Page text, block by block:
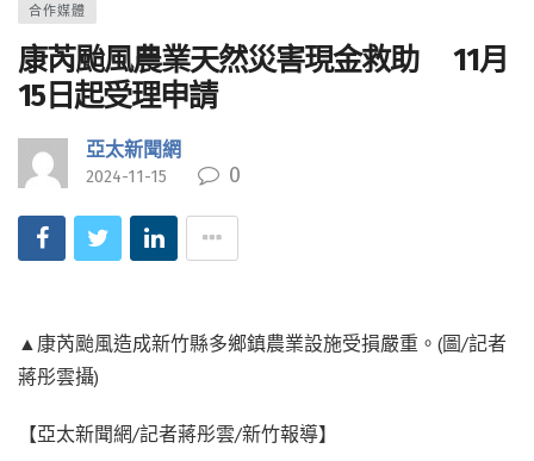
合作媒體
康芮颱風農業天然災害現金救助 11月
15日起受理申請
亞太新聞網
2024-11-15 0
▲康芮颱風造成新竹縣多鄉鎮農業設施受損嚴重。(圖/記者
蔣彤雲攝)
【亞太新聞網/記者蔣彤雲/新竹報導】